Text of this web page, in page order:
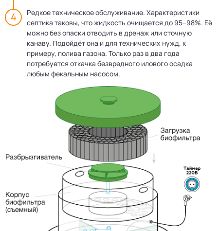
Редкое техническое обслуживание. Характеристики
септика таковы, что жидкость очищается до 95–98%. Её
можно без опаски отводить в дренаж или сточную
канаву. Подойдёт она и для технических нужд, к
примеру, полива газона. Только раз в два года
потребуется откачка безвредного илового осадка
любым фекальным насосом.